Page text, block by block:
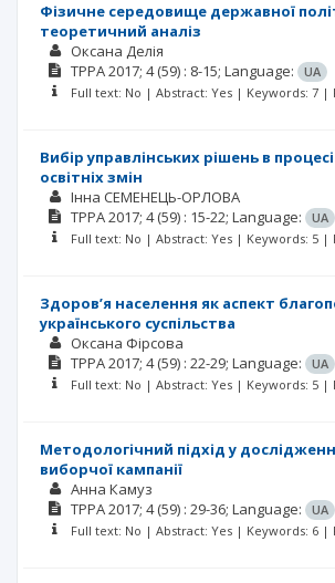
Фізичне середовище державної
теоретичний аналіз
Оксана Делія
TPPA2017; 4(59) : 8-15; Language:
UA
Full text: No | Abstract: Yes | Keywords: 7 |
Вибір управлінських рішень в
освітніх змін
Інна СЕМЕНЕЦЬ-ОРЛОВА
TPPA2017; 4(59) : 15-22; Language:
UA
Full text: No | Abstract: Yes | Keywords: 5 |
Здоров’я населення як аспект
українського суспільства
Оксана Фірсова
TPPA2017; 4(59) : 22-29; Language:
UA
Full text: No | Abstract: Yes | Keywords: 5 |
Методологічний підхід у
виборчої кампанії
Анна Камуз
TPPA2017; 4(59) : 29-36; Language:
UA
Full text: No | Abstract: Yes | Keywords: 6 |